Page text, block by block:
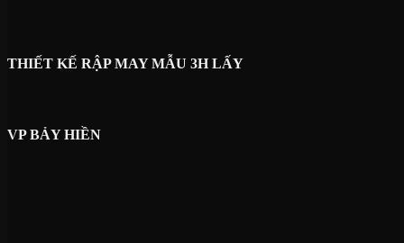
THIẾT KẾ RẬP MAY MẪU 3H LẤY
VP BẢY HIỀN